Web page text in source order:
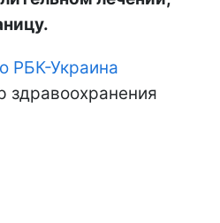
РБК-Украина
здравоохранения